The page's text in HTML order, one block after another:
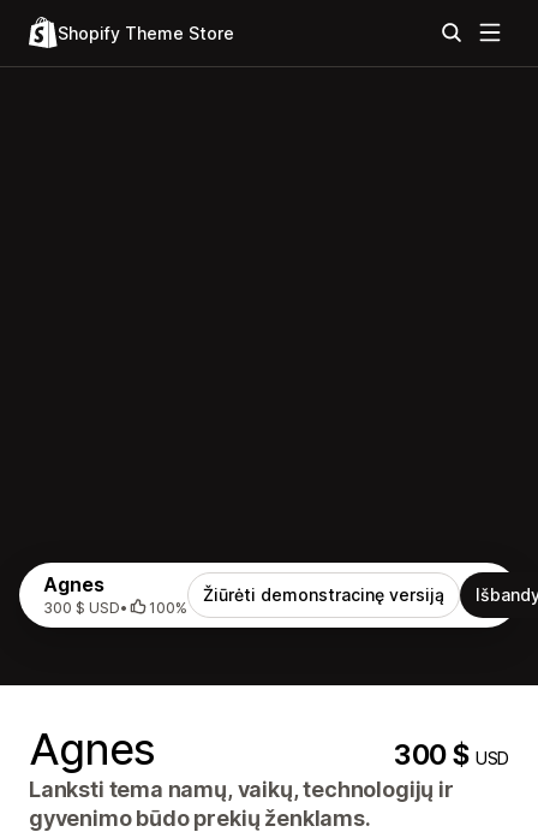
Shopify Theme Store
Agnes
300 $ USD• 100%
Žiūrėti demonstracinę versiją
Agnes 300 $USD
Lanksti tema namų, vaikų, technologijų ir
gyvenimo būdo prekių ženklams.